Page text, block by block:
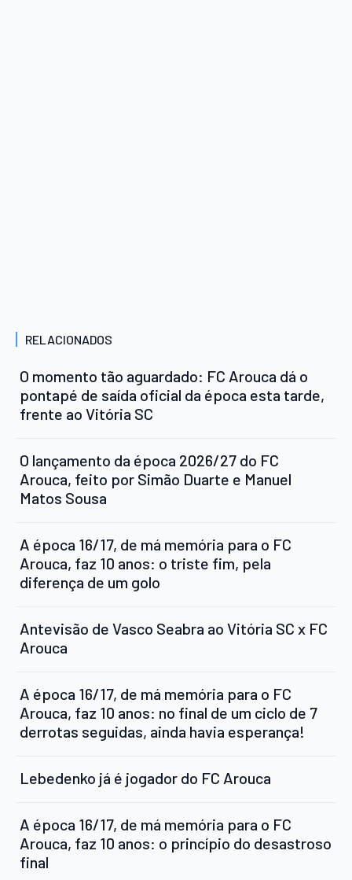
RELACIONADOS
O momento tão aguardado: FC Arouca dá o
pontapé de saída oficial da época esta tarde,
frente ao Vitória SC
O lançamento da época 2026/27 do FC
Arouca, feito por Simão Duarte e Manuel
Matos Sousa
A época 16/17, de má memória para o FC
Arouca, faz 10 anos: o triste fim, pela
diferença de um golo
Antevisão de Vasco Seabra ao Vitória SC x FC
Arouca
A época 16/17, de má memória para o FC
Arouca, faz 10 anos: no final de um ciclo de 7
derrotas seguidas, ainda havia esperança!
Lebedenko já é jogador do FC Arouca
A época 16/17, de má memória para o FC
Arouca, faz 10 anos: o princípio do desastroso
final